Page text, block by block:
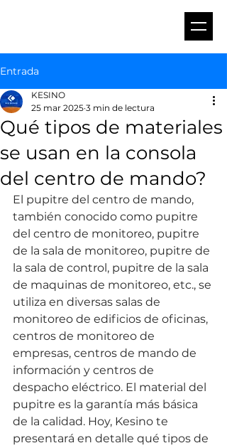
Entrada
Qué tipos de materiales
se usan en la consola
del centro de mando?
KESINO
25 mar 2025 3 min de lectura
El pupitre del centro de mando,
también conocido como pupitre
del centro de monitoreo, pupitre
de la sala de monitoreo, pupitre de
la sala de control, pupitre de la sala
de maquinas de monitoreo, etc., se
utiliza en diversas salas de
monitoreo de edificios de oficinas,
centros de monitoreo de
empresas, centros de mando de
información y centros de
despacho eléctrico. El material del
pupitre es la garantía más básica
de la calidad. Hoy, Kesino te
presentará en detalle qué tipos de